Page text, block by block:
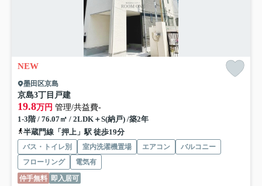
NEW
墨田区京島
京島3丁目戸建
19.8万円 管理/共益費-
1-3階 / 76.07㎡ / 2LDK＋S(納戸) /築2年
半蔵門線「押上」駅 徒歩19分
バス・トイレ別 室内洗濯機置場 エアコン
バルコニー
フローリング
電気有
仲手無料 即入居可